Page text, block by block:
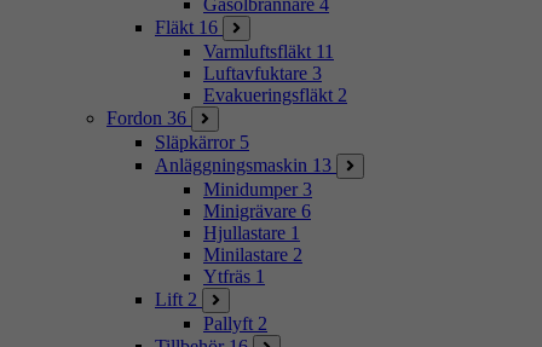
Gasolbrännare 4
Fläkt 16
Varmluftsfläkt 11
Luftavfuktare 3
Evakueringsfläkt 2
Fordon 36
Släpkärror 5
Anläggningsmaskin 13
Minidumper 3
Minigrävare 6
Hjullastare 1
Minilastare 2
Ytfräs 1
Lift 2
Pallyft 2